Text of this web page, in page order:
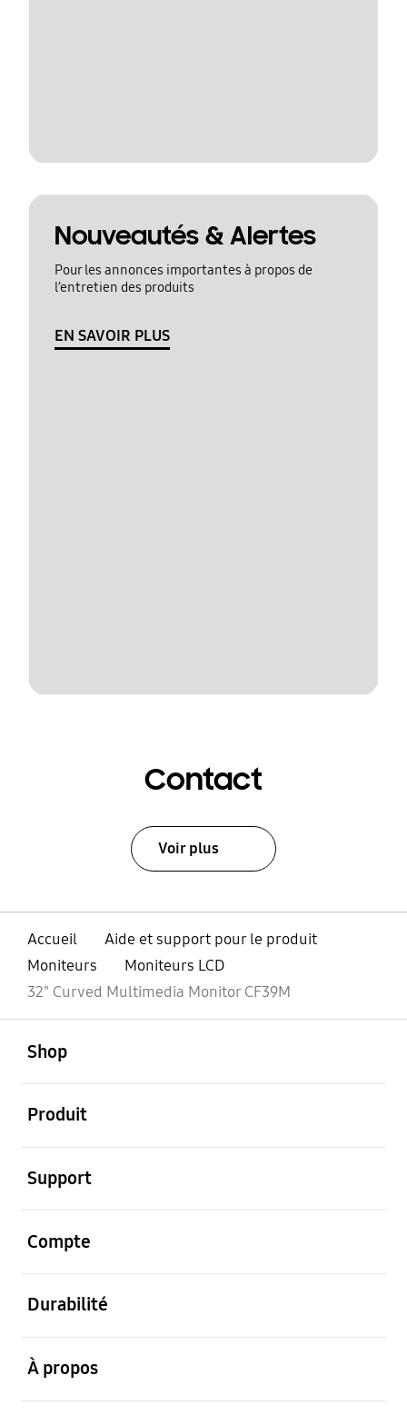
Nouveautés & Alertes
Pour les annonces importantes à propos de
l’entretien des produits
EN SAVOIR PLUS
Contact
Voir plus
Accueil
Aide et support pour le produit
Moniteurs
Moniteurs LCD
32" Curved Multimedia Monitor CF39M
Shop
Produit
Support
Compte
Durabilité
À propos